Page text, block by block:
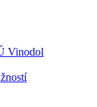
Vinodol